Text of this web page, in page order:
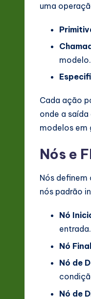
uma
modelo.
Cada ação
onde a
modelos em
Nós e
Nós
nós padrão
Nó
entrada.
Nó
Nó de
Nó de